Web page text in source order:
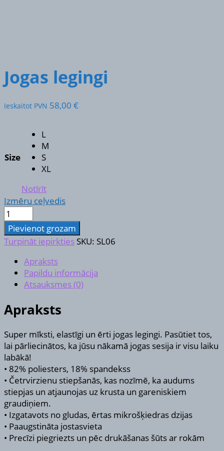
Jogas legingi
Ieskaitot PVN 58,00 €
Size
L
M
S
XL
Notīrīt
Izmēru ceļvedis
Jogas
legingi
daudzums
Pievienot grozam
Turpināt iepirkties SKU: SL06
Apraksts
Papildu informācija
Atsauksmes (0)
Apraksts
Super mīksti, elastīgi un ērti jogas legingi. Pasūtiet tos,
lai pārliecinātos, ka jūsu nākamā jogas sesija ir visu laiku
labākā!
• 82% poliesters, 18% spandekss
• Četrvirzienu stiepšanās, kas nozīmē, ka audums
stiepjas un atjaunojas uz krusta un gareniskiem
graudiņiem.
• Izgatavots no gludas, ērtas mikrošķiedras dzijas
• Paaugstināta jostasvieta
• Precīzi piegriezts un pēc drukāšanas šūts ar rokām